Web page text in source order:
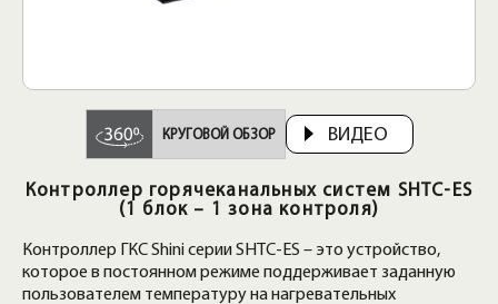
ВИДЕО
КРУГОВОЙ ОБЗОР
Контроллер горячеканальных систем SHTC-ES
(1 блок – 1 зона контроля)
Контроллер ГКС Shini серии SHTC-ES – это устройство,
которое в постоянном режиме поддерживает заданную
пользователем температуру на нагревательных